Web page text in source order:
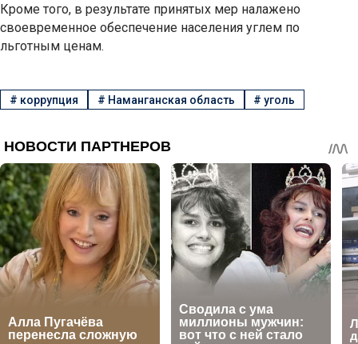
Кроме того, в результате принятых мер налажено
своевременное обеспечение населения углем по
льготным ценам.
# коррупция # Наманганская область #уголь